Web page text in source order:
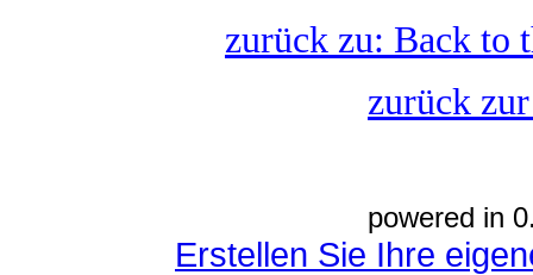
zurück zu: Back to
zurück
powered in
Erstellen Sie Ihre